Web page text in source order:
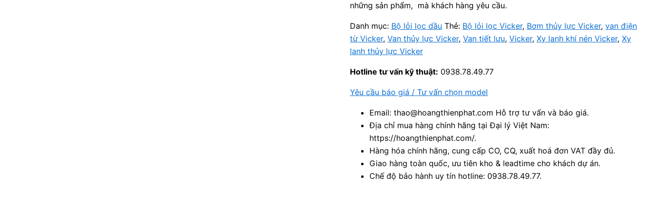
những sản phẩm, mà khách hàng yêu cầu.
Danh mục: Bộ lỏi lọc dầu Thẻ: Bộ lỏi lọc Vicker, Bơm thủy lực Vicker, van điện
từ Vicker, Van thủy lực Vicker, Van tiết lưu, Vicker, Xy lanh khí nén Vicker, Xy
lanh thủy lực Vicker
Hotline tư vấn kỹ thuật: 0938.78.49.77
Yêu cầu báo giá / Tư vấn chọn model
Email: thao@hoangthienphat.com Hỗ trợ tư vấn và báo giá.
Địa chỉ mua hàng chính hãng tại Đại lý Việt Nam:
https://hoangthienphat.com/.
Hàng hóa chính hãng, cung cấp CO, CQ, xuất hoá đơn VAT đầy đủ.
Giao hàng toàn quốc, ưu tiên kho & leadtime cho khách dự án.
Chế độ bảo hành uy tín hotline: 0938.78.49.77.